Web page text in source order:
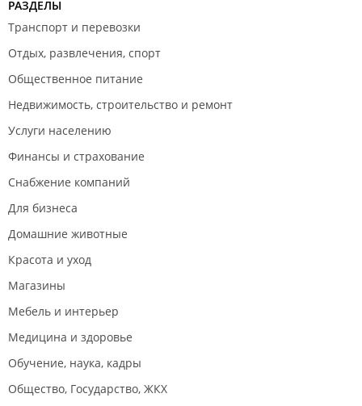
РАЗДЕЛЫ
Транспорт и перевозки
Отдых, развлечения, спорт
Общественное питание
Недвижимость, строительство и ремонт
Услуги населению
Финансы и страхование
Снабжение компаний
Для бизнеса
Домашние животные
Красота и уход
Магазины
Мебель и интерьер
Медицина и здоровье
Обучение, наука, кадры
Общество, Государство, ЖКХ